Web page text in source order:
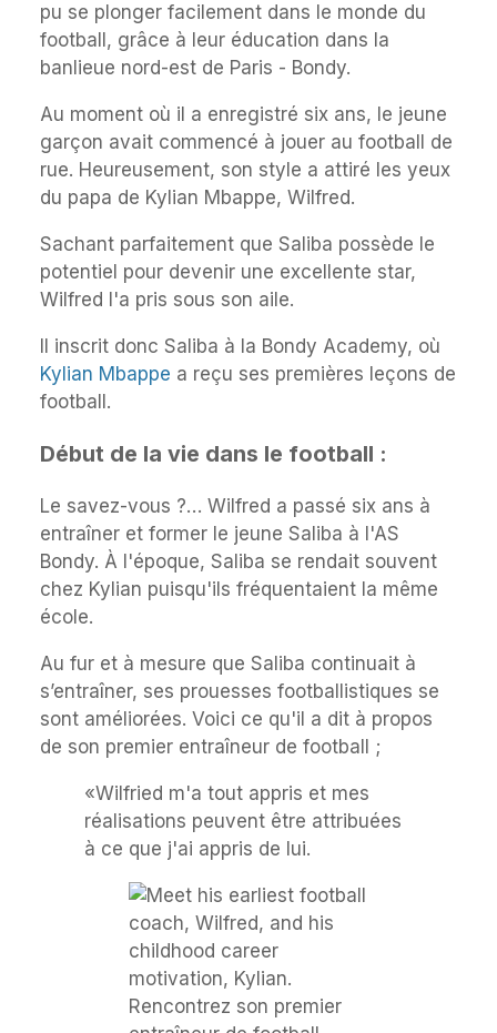
pu se plonger facilement dans le monde du
football, grâce à leur éducation dans la
banlieue nord-est de Paris - Bondy.
Au moment où il a enregistré six ans, le jeune
garçon avait commencé à jouer au football de
rue. Heureusement, son style a attiré les yeux
du papa de Kylian Mbappe, Wilfred.
Sachant parfaitement que Saliba possède le
potentiel pour devenir une excellente star,
Wilfred l'a pris sous son aile.
Il inscrit donc Saliba à la Bondy Academy, où
Kylian Mbappe a reçu ses premières leçons de
football.
Début de la vie dans le football :
Le savez-vous ?… Wilfred a passé six ans à
entraîner et former le jeune Saliba à l'AS
Bondy. À l'époque, Saliba se rendait souvent
chez Kylian puisqu'ils fréquentaient la même
école.
Au fur et à mesure que Saliba continuait à
s’entraîner, ses prouesses footballistiques se
sont améliorées. Voici ce qu'il a dit à propos
de son premier entraîneur de football ;
«Wilfried m'a tout appris et mes
réalisations peuvent être attribuées
à ce que j'ai appris de lui.
Rencontrez son premier